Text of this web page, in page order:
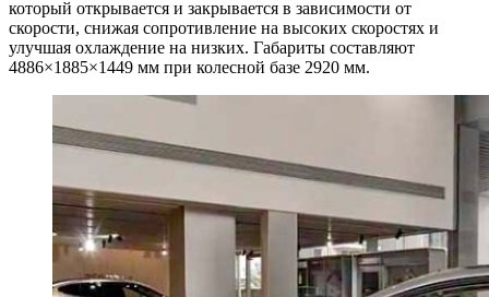
который открывается и закрывается в зависимости от
скорости, снижая сопротивление на высоких скоростях и
улучшая охлаждение на низких. Габариты составляют
4886×1885×1449 мм при колесной базе 2920 мм.